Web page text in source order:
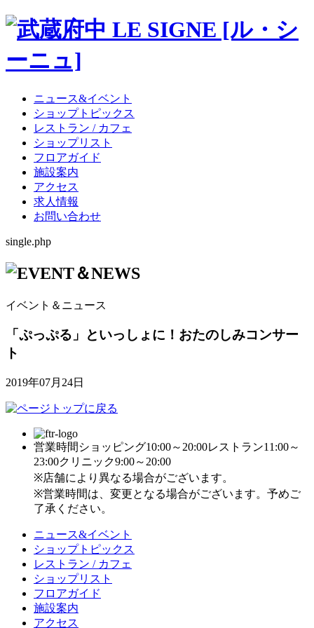
ニュース&イベント
ショップトピックス
レストラン / カフェ
ショップリスト
フロアガイド
施設案内
アクセス
求人情報
お問い合わせ
single.php
イベント＆ニュース
「ぷっぷる」といっしょに！おたのしみコンサー
ト
2019年07月24日
営業時間 ショッピング10:00～20:00レストラン11:00～
23:00クリニック9:00～20:00
※店舗により異なる場合がございます。
※営業時間は、変更となる場合がございます。予めご
了承ください。
ニュース&イベント
ショップトピックス
レストラン / カフェ
ショップリスト
フロアガイド
施設案内
アクセス